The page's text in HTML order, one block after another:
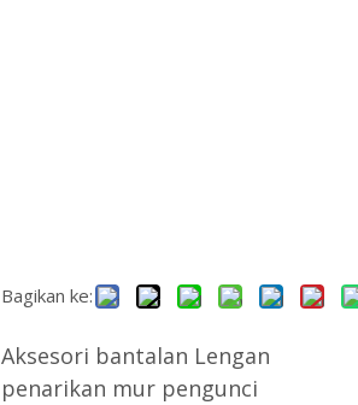
Bagikan ke:
Aksesori bantalan Lengan
penarikan mur pengunci